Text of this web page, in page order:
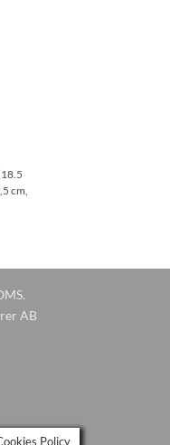
cm,
AB
Policy